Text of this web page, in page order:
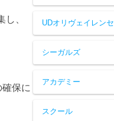
、
保に
UDオリヴェイレンセ
シーガルズ
アカデミー
スクール